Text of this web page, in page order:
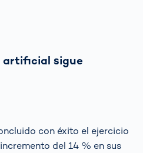
artificial sigue
con éxito el ejercicio
del 14 % en sus